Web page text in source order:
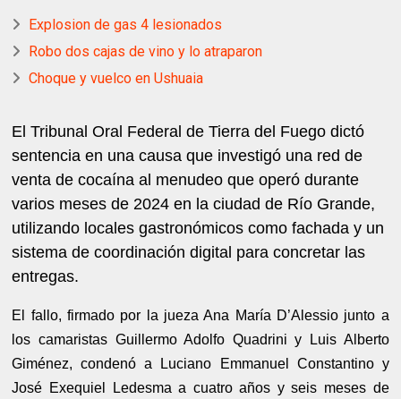
Explosion de gas 4 lesionados
Robo dos cajas de vino y lo atraparon
Choque y vuelco en Ushuaia
El Tribunal Oral Federal de Tierra del Fuego dictó
sentencia en una causa que investigó una red de
venta de cocaína al menudeo que operó durante
varios meses de 2024 en la ciudad de Río Grande,
utilizando locales gastronómicos como fachada y un
sistema de coordinación digital para concretar las
entregas.
El fallo, firmado por la jueza Ana María D’Alessio junto a
los camaristas Guillermo Adolfo Quadrini y Luis Alberto
Giménez, condenó a Luciano Emmanuel Constantino y
José Exequiel Ledesma a cuatro años y seis meses de